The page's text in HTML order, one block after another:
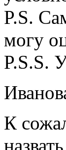
P.S.
могу
P.S.S.
К